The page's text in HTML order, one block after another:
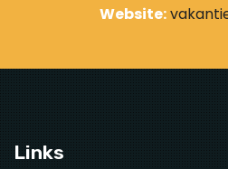
Website:
Links